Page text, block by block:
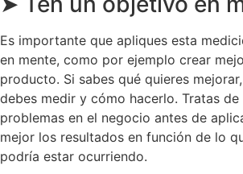
Es importante que apliques esta
en mente, como por ejemplo crear
producto. Si sabes qué quieres
debes medir y cómo hacerlo. Tratas
problemas en el negocio antes de
mejor los resultados en función de lo
podría estar ocurriendo.